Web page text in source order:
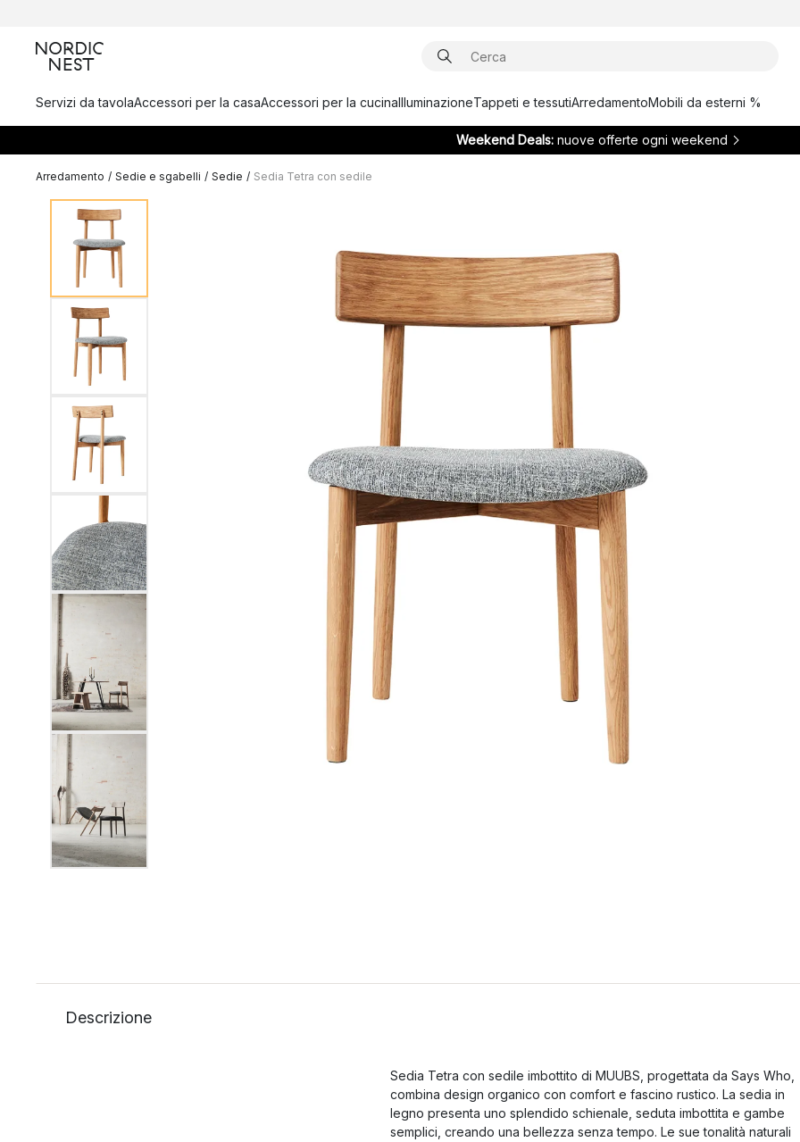
Servizi da tavolaAccessori per la casaAccessori per la cucinaIlluminazioneTappeti e tessutiArredamentoMobili da esterni %
Weekend Deals: nuove offerte ogni weekend
Arredamento / Sedie e sgabelli / Sedie / Sedia Tetra con sedile
Descrizione
Sedia Tetra con sedile imbottito di MUUBS, progettata da Says Who,
combina design organico con comfort e fascino rustico. La sedia in
legno presenta uno splendido schienale, seduta imbottita e gambe
semplici, creando una bellezza senza tempo. Le sue tonalità naturali